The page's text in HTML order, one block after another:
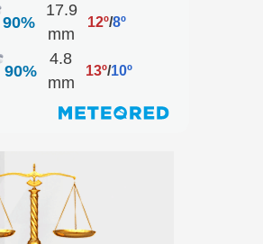
90%
17.9
mm
12º/8º
90%
4.8
mm
13º/10º